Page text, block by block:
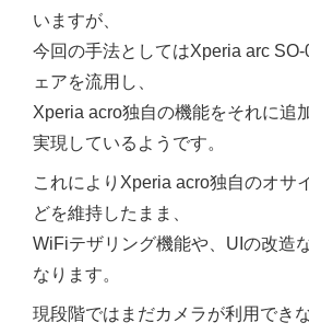
いますが、
今回の手法としてはXperia arc
ェアを流用し、
Xperia acro独自の機能をそれに追
実現しているようです。
これによりXperia acro独自のオサ
どを維持したまま、
WiFiテザリング機能や、UIの改造
なります。
現段階ではまだカメラが利用でき